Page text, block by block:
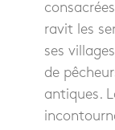
ravit les
ses villages
de
antiques.